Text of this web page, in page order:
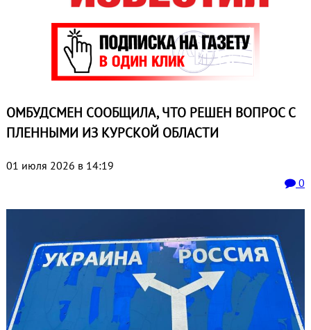
ОМБУДСМЕН СООБЩИЛА, ЧТО РЕШЕН ВОПРОС С
ПЛЕННЫМИ ИЗ КУРСКОЙ ОБЛАСТИ
01 июля 2026 в 14:19
0